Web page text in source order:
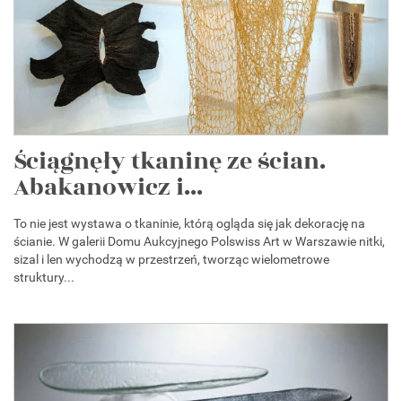
Ściągnęły tkaninę ze ścian.
Abakanowicz i...
To nie jest wystawa o tkaninie, którą ogląda się jak dekorację na
ścianie. W galerii Domu Aukcyjnego Polswiss Art w Warszawie nitki,
sizal i len wychodzą w przestrzeń, tworząc wielometrowe
struktury...